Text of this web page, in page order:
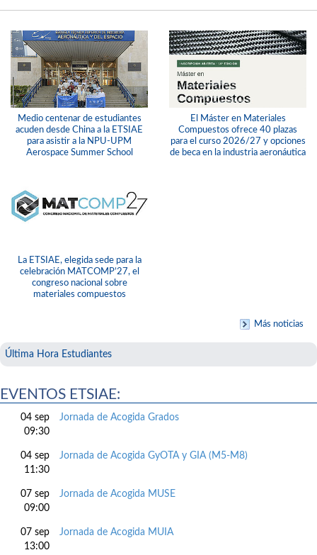
Medio centenar de estudiantes
acuden desde China a la ETSIAE
para asistir a la NPU-UPM
Aerospace Summer School
El Máster en Materiales
Compuestos ofrece 40 plazas
para el curso 2026/27 y opciones
de beca en la industria aeronáutica
La ETSIAE, elegida sede para la
celebración MATCOMP’27, el
congreso nacional sobre
materiales compuestos
Más noticias
Última Hora Estudiantes
EVENTOS ETSIAE:
04 sep
09:30
Jornada de Acogida Grados
04 sep
11:30
Jornada de Acogida GyOTA y GIA (M5-M8)
07 sep
09:00
Jornada de Acogida MUSE
07 sep
13:00
Jornada de Acogida MUIA